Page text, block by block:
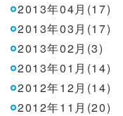
2013年04月(17)
2013年03月(17)
2013年02月(3)
2013年01月(14)
2012年12月(14)
2012年11月(20)